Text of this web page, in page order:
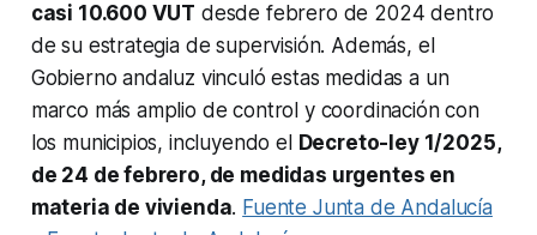
casi 10.600 VUT desde febrero de 2024 dentro
de su estrategia de supervisión. Además, el
Gobierno andaluz vinculó estas medidas a un
marco más amplio de control y coordinación con
los municipios, incluyendo el
Decreto-ley 1/2025,
de 24 de febrero, de medidas urgentes en
materia de vivienda. Fuente Junta de Andalucía